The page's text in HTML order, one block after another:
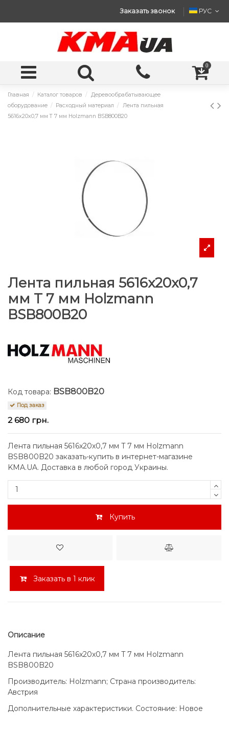
Заказать звонок РУС
0
Главная Каталог товаров
Деревообрабатывающее
оборудование
Расходный материал
Лента пильная
5616x20x0,7 мм T 7 мм Holzmann BSB800B20
Лента пильная 5616x20x0,7
мм T 7 мм Holzmann
BSB800B20
Код товара: BSB800B20
Под заказ
2 680 грн.
Лента пильная 5616x20x0,7 мм T 7 мм Holzmann
BSB800B20 заказать-купить в интернет-магазине
KMA.UA. Доставка в любой город Украины.
Купить
Заказать в 1 клик
Описание
Лента пильная 5616x20x0,7 мм T 7 мм Holzmann
BSB800B20
Производитель: Holzmann; Страна производитель:
Австрия
Дополнительные характеристики. Состояние: Новое